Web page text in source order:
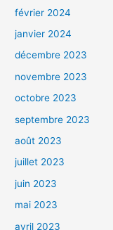
février 2024
janvier 2024
décembre 2023
novembre 2023
octobre 2023
septembre 2023
août 2023
juillet 2023
juin 2023
mai 2023
avril 2023